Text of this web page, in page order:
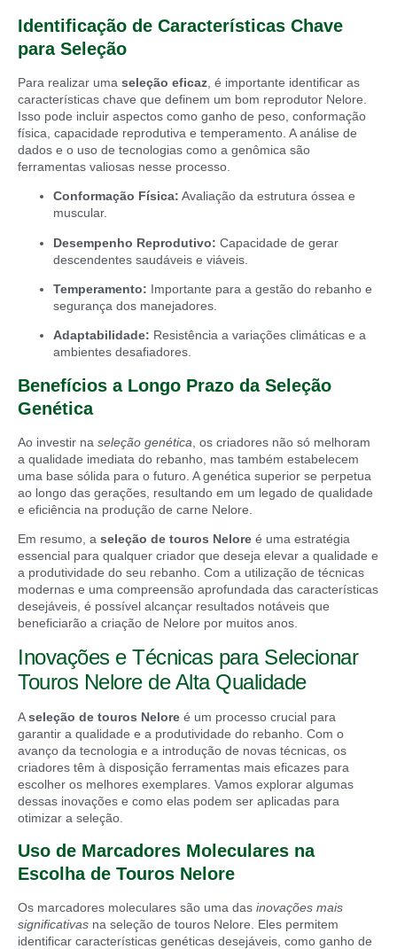
Identificação de Características Chave
para Seleção
Para realizar uma seleção eficaz , é importante identificar as
características chave que definem um bom reprodutor Nelore.
Isso pode incluir aspectos como ganho de peso, conformação
física, capacidade reprodutiva e temperamento. A análise de
dados e o uso de tecnologias como a genômica são
ferramentas valiosas nesse processo.
Conformação Física: Avaliação da estrutura óssea e
muscular.
Desempenho Reprodutivo: Capacidade de gerar
descendentes saudáveis e viáveis.
Temperamento: Importante para a gestão do rebanho e
segurança dos manejadores.
Adaptabilidade: Resistência a variações climáticas e a
ambientes desafiadores.
Benefícios a Longo Prazo da Seleção
Genética
Ao investir na seleção genética , os criadores não só melhoram
a qualidade imediata do rebanho, mas também estabelecem
uma base sólida para o futuro. A genética superior se perpetua
ao longo das gerações, resultando em um legado de qualidade
e eficiência na produção de carne Nelore.
Em resumo, a seleção de touros Nelore é uma estratégia
essencial para qualquer criador que deseja elevar a qualidade e
a produtividade do seu rebanho. Com a utilização de técnicas
modernas e uma compreensão aprofundada das características
desejáveis, é possível alcançar resultados notáveis que
beneficiarão a criação de Nelore por muitos anos.
Inovações e Técnicas para Selecionar
Touros Nelore de Alta Qualidade
Aseleção de touros Nelore é um processo crucial para
garantir a qualidade e a produtividade do rebanho. Com o
avanço da tecnologia e a introdução de novas técnicas, os
criadores têm à disposição ferramentas mais eficazes para
escolher os melhores exemplares. Vamos explorar algumas
dessas inovações e como elas podem ser aplicadas para
otimizar a seleção.
Uso de Marcadores Moleculares na
Escolha de Touros Nelore
Os marcadores moleculares são uma das inovações mais
significativas na seleção de touros Nelore. Eles permitem
identificar características genéticas desejáveis, como ganho de